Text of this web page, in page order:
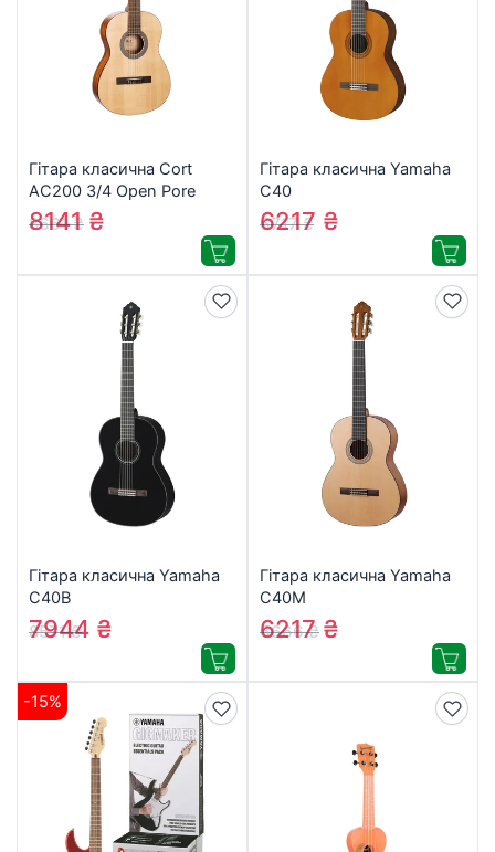
Гітара класична Cort
AC200 3/4 Open Pore
(AC200 3/4 OP w/bag)
8661₴
8141₴
Гітара класична Yamaha
C40
6717₴
6217 ₴
Гітара класична Yamaha
C40B
8571₴
7944 ₴
Гітара класична Yamaha
C40M
6666₴
6217₴
-15%